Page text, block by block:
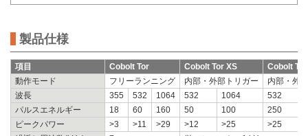
製品仕様
項目 Cobolt Tor Cobolt Tor XS
Cobolt
動作モード
フリーランニング 内部・外部トリガー
内部・外
波長
355 532 1064 532 1064 532
パルスエネルギー
18 60 160 50 100 250
ピークパワー
>3 >11 >29 >12 >25 >25